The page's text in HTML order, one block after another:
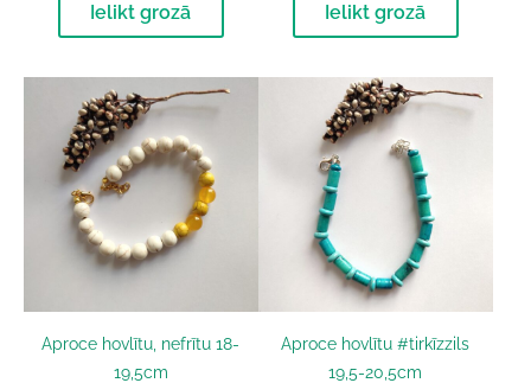
Ielikt grozā Ielikt grozā
Aproce hovlītu, nefrītu 18-
19,5cm
Aproce hovlītu #tirkīzzils
19,5-20,5cm